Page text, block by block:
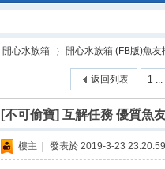
開心水族箱
›
開心水族箱 (FB版)魚友
1 ...
返回列表
[不可偷寶] 互解任務 優質魚
樓主 發表於 2019-3-23 23:20:59